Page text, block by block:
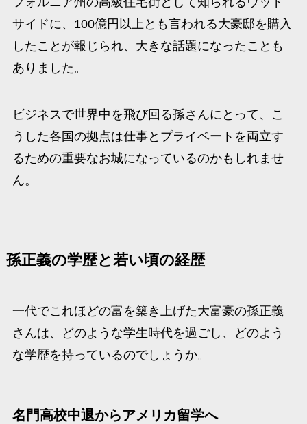
サイドに、100億円以上とも言われる大豪邸を購入
したことが報じられ、大きな話題になったことも
ありました。
ビジネスで世界中を飛び回る孫さんにとって、こ
うした各国の拠点は仕事とプライベートを両立す
るための重要なお城になっているのかもしれませ
ん。
孫正義の学歴と若い頃の経歴
一代でこれほどの富を築き上げた大富豪の孫正義
さんは、どのような学生時代を過ごし、どのよう
な学歴を持っているのでしょうか。
名門高校中退からアメリカ留学へ